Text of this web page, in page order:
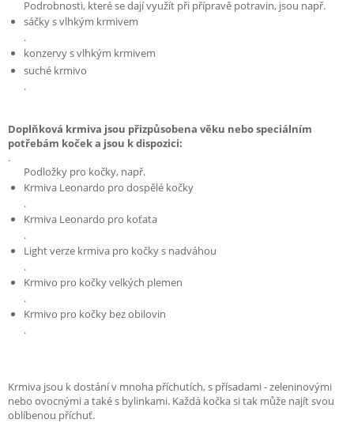
Podrobnosti, které se dají využít při přípravě potravin, jsou např.
sáčky s vlhkým krmivem
.
konzervy s vlhkým krmivem
suché krmivo
.
Doplňková krmiva jsou přizpůsobena věku nebo speciálním
potřebám koček a jsou k dispozici:
.
Podložky pro kočky, např.
Krmiva Leonardo pro dospělé kočky
.
Krmiva Leonardo pro koťata
.
Light verze krmiva pro kočky s nadváhou
.
Krmivo pro kočky velkých plemen
.
Krmivo pro kočky bez obilovin
.
Krmiva jsou k dostání v mnoha příchutích, s přísadami - zeleninovými
nebo ovocnými a také s bylinkami. Každá kočka si tak může najít svou
oblíbenou příchuť.